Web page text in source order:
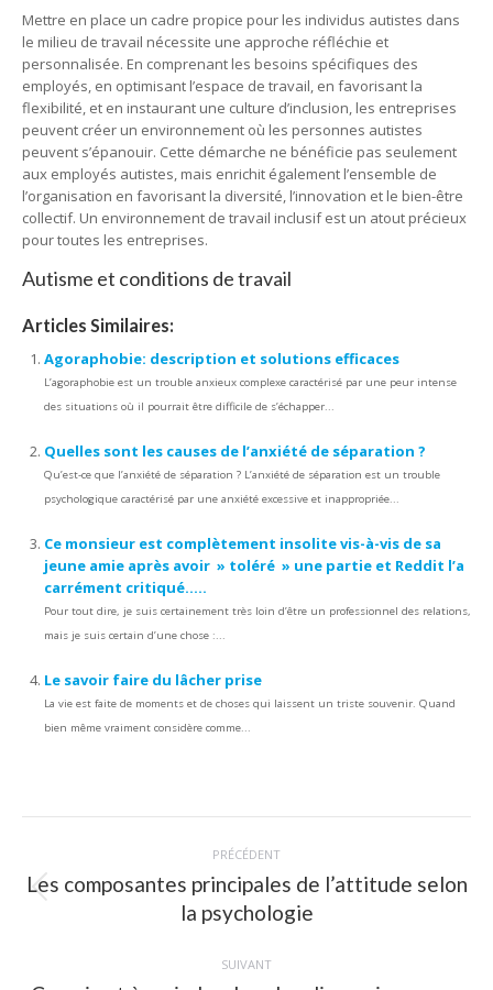
Mettre en place un cadre propice pour les individus autistes dans
le milieu de travail nécessite une approche réfléchie et
personnalisée. En comprenant les besoins spécifiques des
employés, en optimisant l’espace de travail, en favorisant la
flexibilité, et en instaurant une culture d’inclusion, les entreprises
peuvent créer un environnement où les personnes autistes
peuvent s’épanouir. Cette démarche ne bénéficie pas seulement
aux employés autistes, mais enrichit également l’ensemble de
l’organisation en favorisant la diversité, l’innovation et le bien-être
collectif. Un environnement de travail inclusif est un atout précieux
pour toutes les entreprises.
Autisme et conditions de travail
Articles Similaires:
Agoraphobie: description et solutions efficaces
L’agoraphobie est un trouble anxieux complexe caractérisé par une peur intense
des situations où il pourrait être difficile de s’échapper...
Quelles sont les causes de l’anxiété de séparation ?
Qu’est-ce que l’anxiété de séparation ? L’anxiété de séparation est un trouble
psychologique caractérisé par une anxiété excessive et inappropriée...
Ce monsieur est complètement insolite vis-à-vis de sa
jeune amie après avoir » toléré » une partie et Reddit l’a
carrément critiqué…..
Pour tout dire, je suis certainement très loin d’être un professionnel des relations,
mais je suis certain d’une chose :...
Le savoir faire du lâcher prise
La vie est faite de moments et de choses qui laissent un triste souvenir. Quand
bien même vraiment considère comme...
PRÉCÉDENT
Article
précédent
Les composantes principales de l’attitude selon
la psychologie
SUIVANT